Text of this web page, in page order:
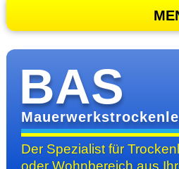
BAS
Der Spezialist für
oder Wohn­bereichaus